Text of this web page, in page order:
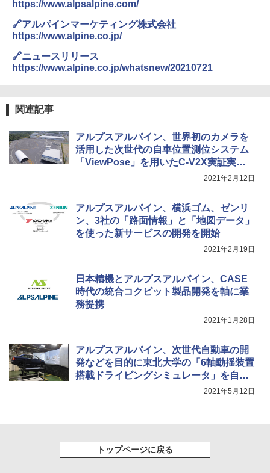
https://www.alpsalpine.com/
🔗アルパインマーケティング株式会社
https://www.alpine.co.jp/
🔗ニュースリリース
https://www.alpine.co.jp/whatsnew/20210721
関連記事
アルプスアルパイン、世界初のカメラを
活用した次世代の自車位置測位システム
「ViewPose」を用いたC-V2X実証実験
2021年2月12日
アルプスアルパイン、横浜ゴム、ゼンリ
ン、3社の「路面情報」と「地図データ」
を使った新サービスの開発を開始
2021年2月19日
日本精機とアルプスアルパイン、CASE
時代の統合コクピット製品開発を軸に業
務提携
2021年1月28日
アルプスアルパイン、次世代自動車の開
発などを目的に東北大学の「6軸動揺装置
搭載ドライビングシミュレータ」を自社
2021年5月12日
トップページに戻る